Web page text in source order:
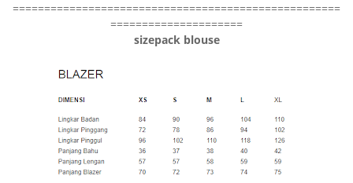
====================================================
=====================
sizepack blouse